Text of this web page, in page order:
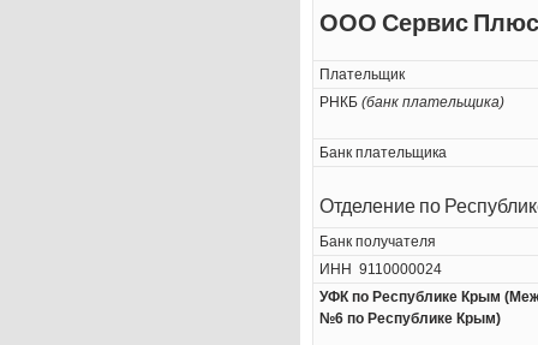
ООО Сервис Плюс
Плательщик
РНКБ (банк плательщика)
Банк плательщика
Отделение по
Банк получателя
ИНН 9110000024
УФК по Республике Крым
№6 по Республике Крым)